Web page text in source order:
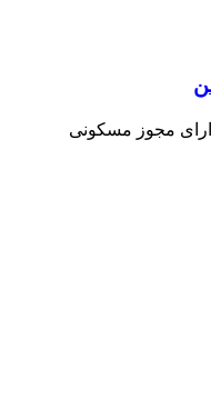
برگ دارای مجوز مسکونی